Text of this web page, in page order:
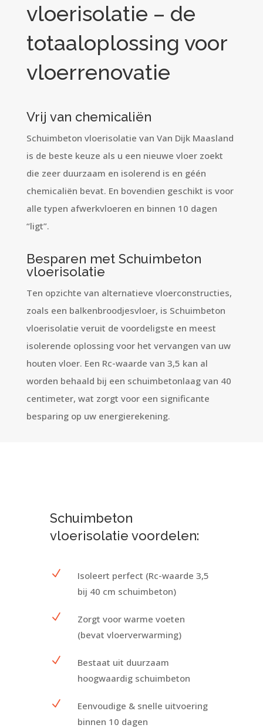
vloerisolatie – de
totaaloplossing voor
vloerrenovatie
Vrij van chemicaliën
Schuimbeton vloerisolatie van Van Dijk Maasland
is de beste keuze als u een nieuwe vloer zoekt
die zeer duurzaam en isolerend is en géén
chemicaliën bevat. En bovendien geschikt is voor
alle typen afwerkvloeren en binnen 10 dagen
“ligt”.
Besparen met Schuimbeton
vloerisolatie
Ten opzichte van alternatieve vloerconstructies,
zoals een balkenbroodjesvloer, is Schuimbeton
vloerisolatie veruit de voordeligste en meest
isolerende oplossing voor het vervangen van uw
houten vloer. Een Rc-waarde van 3,5 kan al
worden behaald bij een schuimbetonlaag van 40
centimeter, wat zorgt voor een significante
besparing op uw energierekening.
Schuimbeton
vloerisolatie voordelen:
N
Isoleert perfect (Rc-waarde 3,5
bij 40 cm schuimbeton)
N
Zorgt voor warme voeten
(bevat vloerverwarming)
N
Bestaat uit duurzaam
hoogwaardig schuimbeton
N
Eenvoudige & snelle uitvoering
binnen 10 dagen